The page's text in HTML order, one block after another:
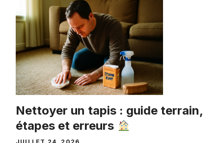
Nettoyer un tapis : guide terrain,
étapes et erreurs